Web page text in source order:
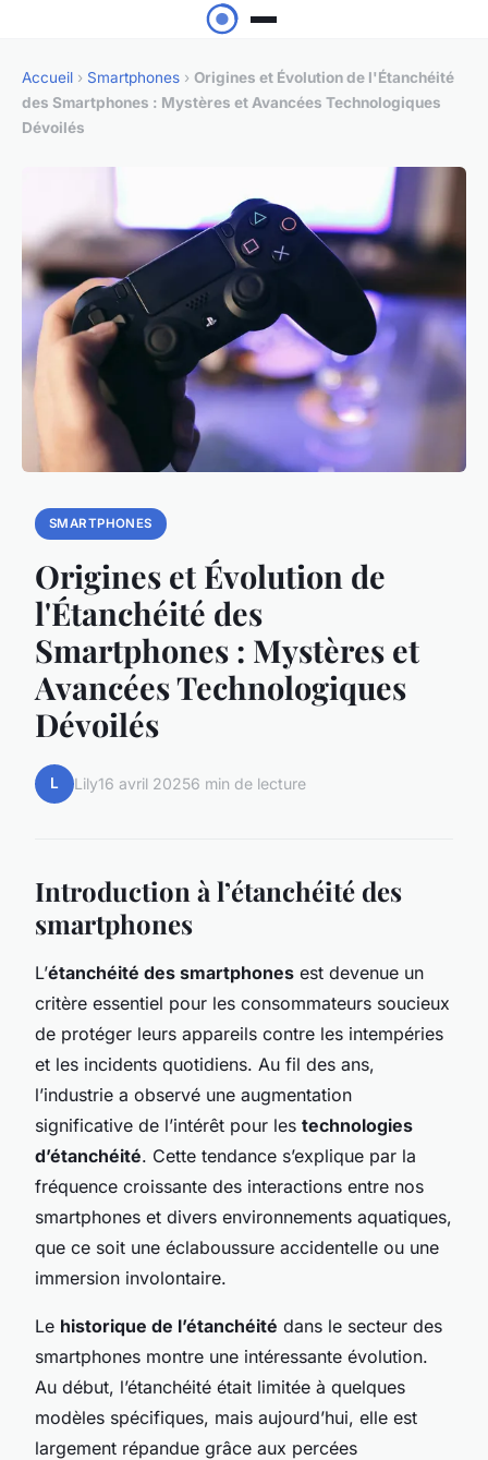
Accueil › Smartphones › Origines et Évolution de l'Étanchéité
des Smartphones : Mystères et Avancées Technologiques
Dévoilés
SMARTPHONES
Origines et Évolution de
l'Étanchéité des
Smartphones : Mystères et
Avancées Technologiques
Dévoilés
L Lily16 avril 20256 min de lecture
Introduction à l’étanchéité des
smartphones
L’étanchéité des smartphones est devenue un
critère essentiel pour les consommateurs soucieux
de protéger leurs appareils contre les intempéries
et les incidents quotidiens. Au fil des ans,
l’industrie a observé une augmentation
significative de l’intérêt pour les technologies
d’étanchéité. Cette tendance s’explique par la
fréquence croissante des interactions entre nos
smartphones et divers environnements aquatiques,
que ce soit une éclaboussure accidentelle ou une
immersion involontaire.
Le historique de l’étanchéité dans le secteur des
smartphones montre une intéressante évolution.
Au début, l’étanchéité était limitée à quelques
modèles spécifiques, mais aujourd’hui, elle est
largement répandue grâce aux percées